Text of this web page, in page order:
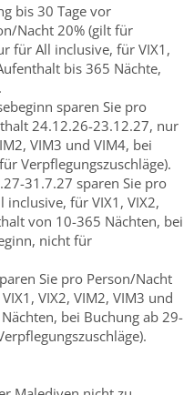
bis 30 Tage vor
Nacht 20% (gilt für
für All inclusive, für VIX1,
bis 365 Nächte,
sparen Sie pro
24.12.26-23.12.27, nur
VIM3 und VIM4, bei
Verpflegungszuschläge).
31.7.27 sparen Sie pro
inclusive, für VIX1, VIX2,
von 10-365 Nächten, bei
nicht für
Sie pro Person/Nacht
VIX2, VIM2, VIM3 und
bei Buchung ab 29-